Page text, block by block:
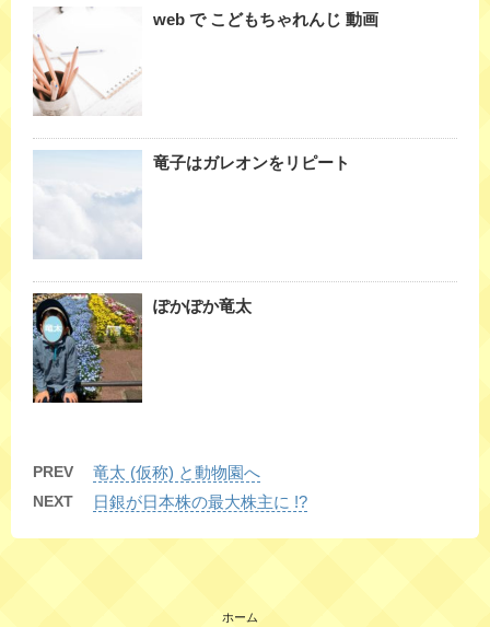
web で こどもちゃれんじ 動画
竜子はガレオンをリピート
ぽかぽか竜太
PREV 竜太 (仮称) と動物園へ
NEXT 日銀が日本株の最大株主に !?
ホーム